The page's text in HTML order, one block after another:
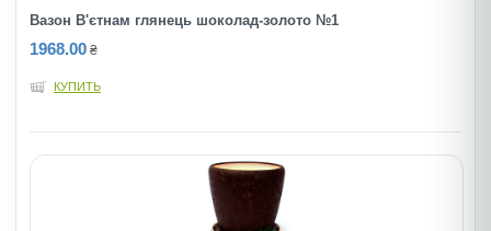
Вазон В'єтнам глянець шоколад-золото №1
1968.00 ₴
КУПИТЬ